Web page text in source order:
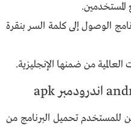
الوصول إلى كلمة السر بنقرة
من ضمنها الإنجليزية.
للمستخدم تحميل البرنامج من